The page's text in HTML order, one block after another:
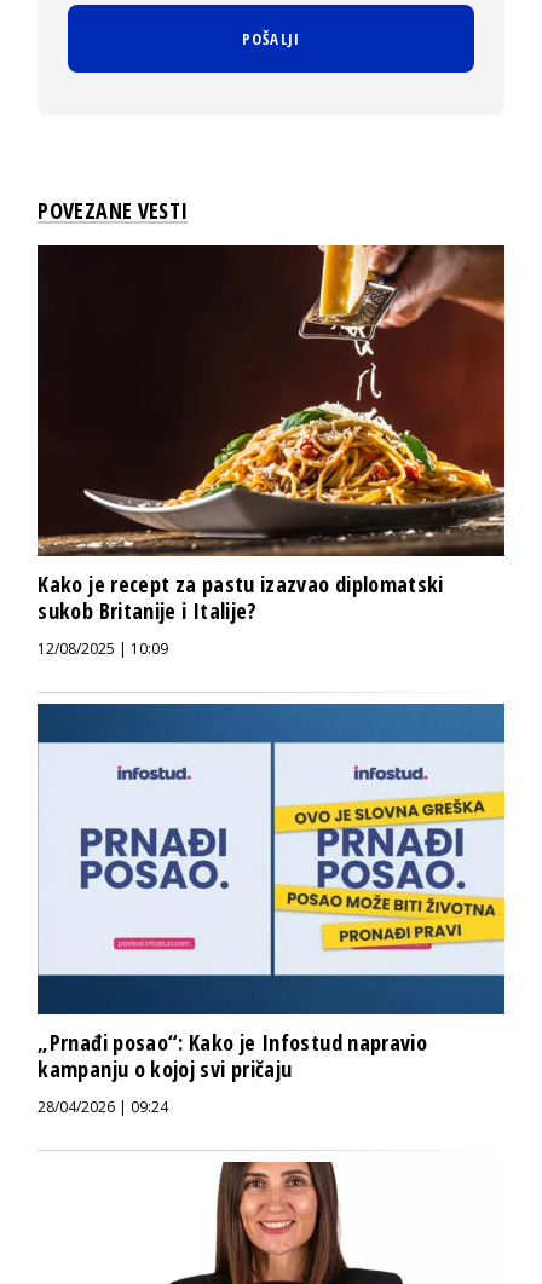
POVEZANE VESTI
Kako je recept za pastu izazvao diplomatski
sukob Britanije i Italije?
12/08/2025 | 10:09
„Prnađi posao“: Kako je Infostud napravio
kampanju o kojoj svi pričaju
28/04/2026 | 09:24